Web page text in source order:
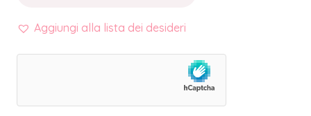
LABBRA
PESCA
Aggiungi alla lista dei desideri